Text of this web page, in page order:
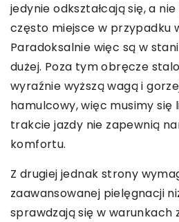
jedynie odkształcają się, a
często miejsce w przypadku
Paradoksalnie więc są w
dużej. Poza tym obręcze
wyraźnie wyższą wagą i
hamulcowy, więc musimy się
trakcie jazdy nie zapewnią
komfortu.
Z drugiej jednak strony
zaawansowanej pielęgnacji
sprawdzają się w warunkach